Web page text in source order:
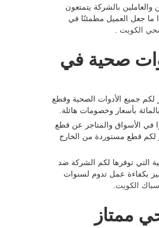
والعاملين بالشركة يتمتعون
ما جعل العميل مطمئنًا في
الكويت .
صحية في
لكم جميع الأدوات الصحية وقطع
بالمائة بأسعار وخصومات هائلة.
في الأسواق والمتاجر عن قطع
لكم قطع مستوردة من الخارج
التي توفرها لكم الشركة ضد
بكفاءة عمل تدوم لسنوات
سباك الكويت.
ممتاز